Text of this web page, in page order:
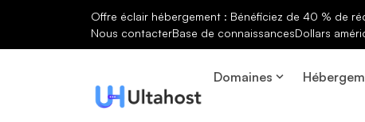
Offre éclair hébergement : Bénéficiez de 40 % de
Nous contacterBase de connaissancesDollars
Domaines